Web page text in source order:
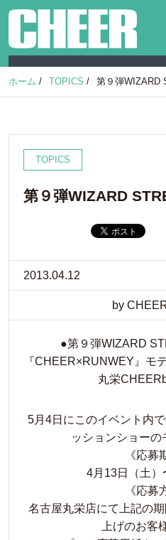
ホーム / TOPICS / 第９弾
TOPICS
第９弾WIZARD
2013.04.12
by
●第９弾WIZARD
『CHEER×RUNWEY』モ
丸栄
5月4日にこのイベント内
ッションショーの
《応募
4月13日（土）
《応募
名古屋丸栄店にて上記の
上げのお客